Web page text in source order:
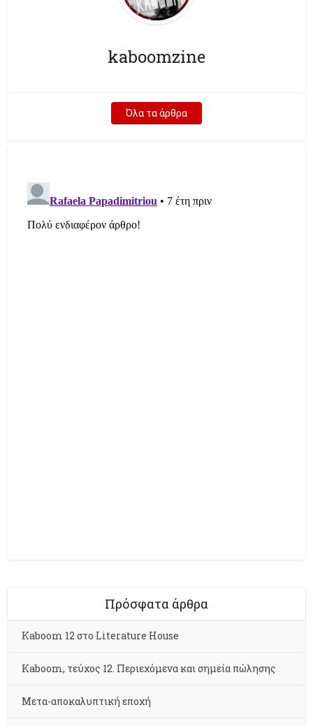
kaboomzine
Όλα τα άρθρα
Πρόσφατα άρθρα
Kaboom 12 στο Literature House
Kaboom, τεύχος 12. Περιεχόμενα και σημεία πώλησης
Μετα-αποκαλυπτική εποχή